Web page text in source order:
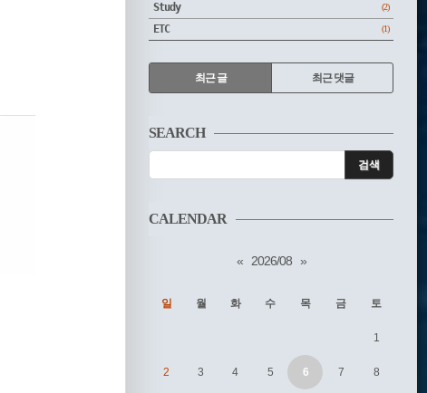
Study (2)
ETC (1)
RECENTLY
최근 글 최근 댓글
근
SEARCH
CALENDAR
« 2026/08 »
일 월 화 수 목 금 토
1
2 3 4 5 6 7 8